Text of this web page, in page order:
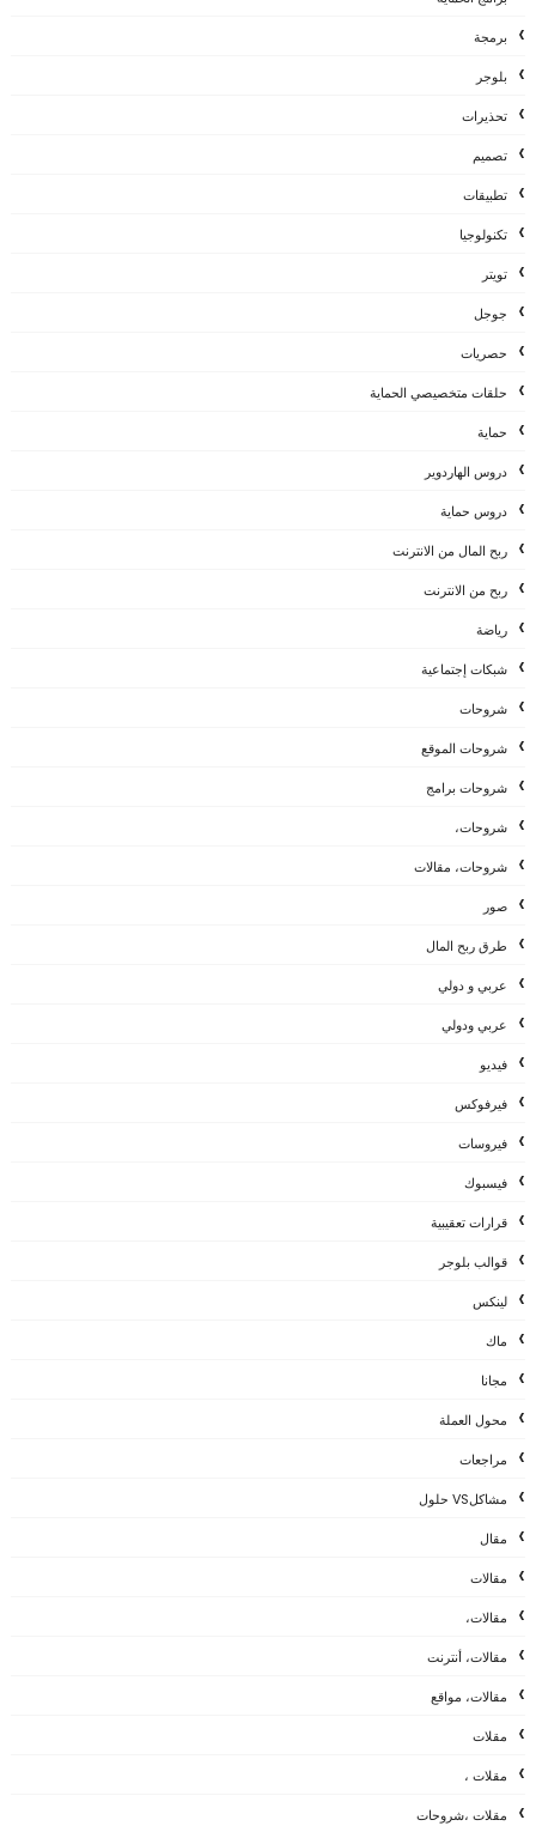
برمجة
بلوجر
تحذيرات
تصميم
تطبيقات
تكنولوجيا
تويتر
جوجل
حصريات
حلقات متخصيصي الحماية
حماية
دروس الهاردوير
دروس حماية
ربح المال من الانترنت
ربح من الانترنت
رياضة
شبكات إجتماعية
شروحات
شروحات الموقع
شروحات برامج
شروحات،
شروحات، مقالات
صور
طرق ربح المال
عربي و دولي
عربي ودولي
فيديو
فيرفوكس
فيروسات
فيسبوك
قرارات تعقيبية
قوالب بلوجر
لينكس
ماك
مجانا
محول العملة
مراجعات
مشاكلVS حلول
مقال
مقالات
مقالات،
مقالات، أنترنت
مقالات، مواقع
مقلات
مقلات ،
مقلات ،شروحات